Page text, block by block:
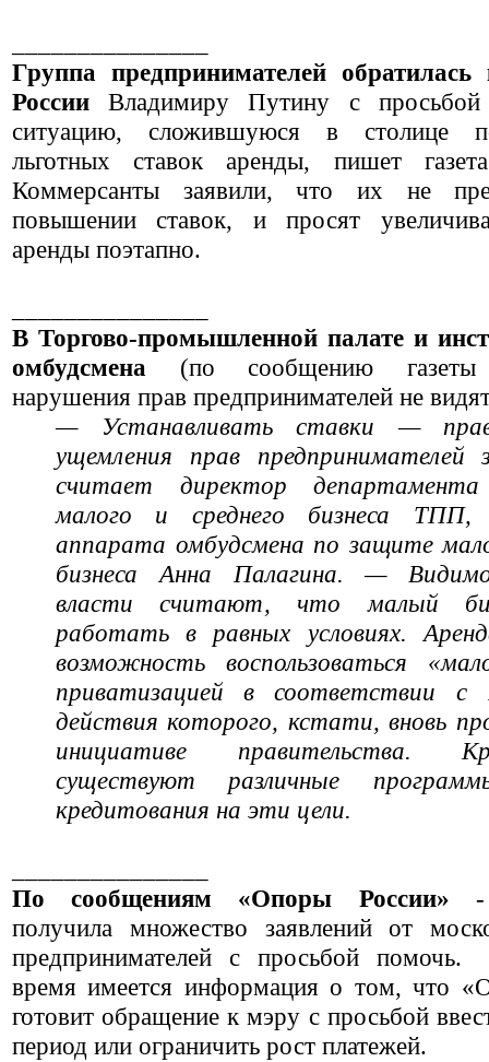
Группа предпринимателей обратилась
России Владимиру Путину с
ситуацию, сложившуюся в столице
льготных ставок аренды, пишет
Коммерсанты заявили, что их не
повышении ставок, и просят
аренды поэтапно.
В Торгово-промышленной палате и
омбудсмена (по сообщению
нарушения прав предпринимателей не
— Устанавливать ставки —
ущемления прав
считает директор
малого и среднего бизнеса ТПП,
аппарата омбудсмена по защите
бизнеса Анна Палагина. —
власти считают, что малый
работать в равных условиях.
возможность воспользоваться
приватизацией в соответствии с
действия которого, кстати, вновь
инициативе правительства.
существуют различные
кредитования на эти цели.
По сообщениям «Опоры России» -
получила множество заявлений от
предпринимателей с просьбой
время имеется информация о том, что
готовит обращение к мэру с просьбой
период или ограничить рост платежей.